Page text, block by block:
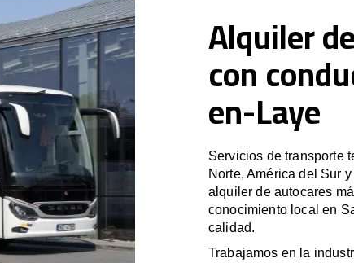
Alquiler
con
en-Laye
Servicios de transporte
Norte, América del Sur
alquiler de autocares
conocimiento local en
calidad.
Trabajamos en la